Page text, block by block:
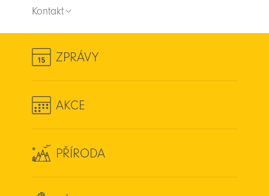
Kontakt
ZPRÁVY
AKCE
PŘÍRODA